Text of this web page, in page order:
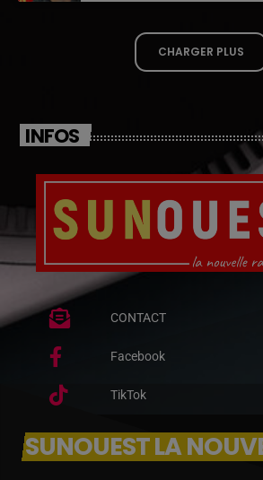
CHARGER PLUS
INFOS
CONTACT
Facebook
TikTok
SUNOUEST LA